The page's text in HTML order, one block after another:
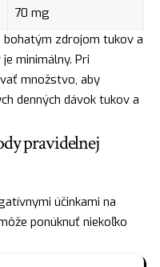
70 mg
bohatým zdrojom tukov a
minimálny. Pri
množstvo, aby
denných dávok tukov a
pravidelnej
účinkami na
ponúknuť niekoľko